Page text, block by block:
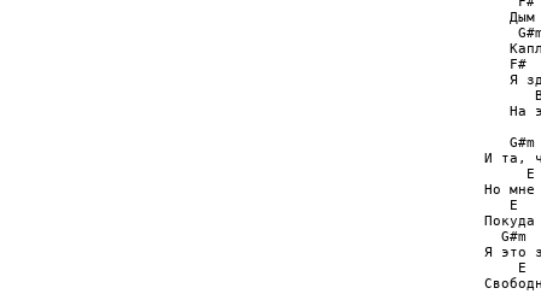
Дым
F#
Я
На
G#m
И та,
E
Но
E
G#m
Я это
E